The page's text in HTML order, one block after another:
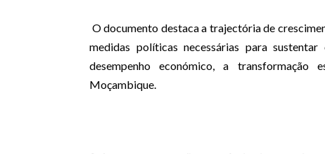
O documento destaca a trajectória de
medidas políticas necessárias para
desempenho económico, a transformação
Moçambique.